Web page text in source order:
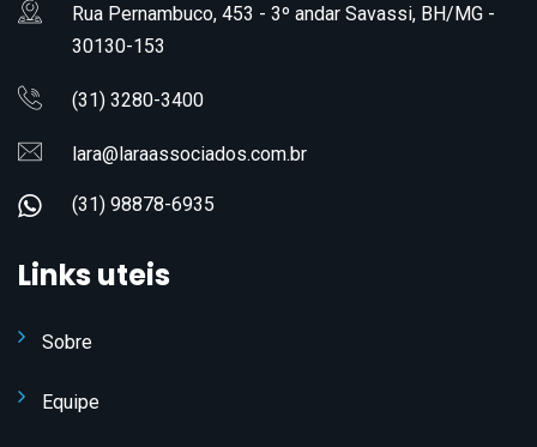
Rua Pernambuco, 453 - 3º andar Savassi, BH/MG -
30130-153
(31) 3280-3400
lara@laraassociados.com.br
(31) 98878-6935
Links uteis
Sobre
Equipe